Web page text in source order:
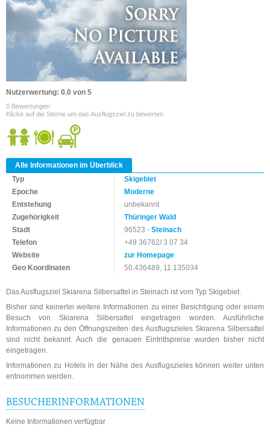
Nutzerwertung: 0.0 von 5
0 Bewertungen
Klicke auf die Sterne um das Ausflugsziel zu bewerten
Alle Informationen im Überblick
Typ
Skigebiet
Epoche
Moderne
Entstehung
unbekannt
Zugehörigkeit
Thüringer Wald
Stadt
96523 -Steinach
Telefon
+49 36762/ 3 07 34
Website
zur Homepage
Geo Koordinaten
50.436489, 11.135034
Das Ausflugsziel Skiarena Silbersattel in Steinach ist vom Typ Skigebiet.
Bisher sind keinerlei weitere Informationen zu einer Besichtigung oder einem
Besuch von Skiarena Silbersattel eingetragen worden. Ausführliche
Informationen zu den Öffnungszeiten des Ausflugszieles Skiarena Silbersattel
sind nicht bekannt. Auch die genauen Eintrittspreise wurden bisher nicht
eingetragen.
Informationen zu Hotels in der Nähe des Ausflugszieles können weiter unten
entnommen werden.
BESUCHERINFORMATIONEN
Keine Informationen verfügbar